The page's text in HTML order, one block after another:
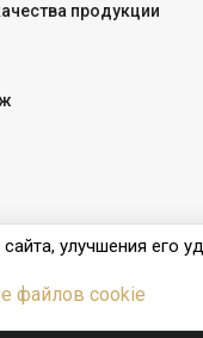
продукции
улучшения его
файлов cookie